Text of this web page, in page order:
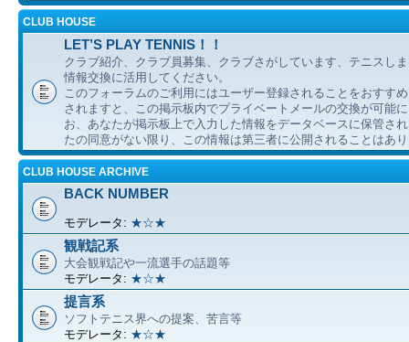
CLUB HOUSE
LET’S PLAY TENNIS！！
クラブ紹介、クラブ員募集、クラブさがしています、テニスし
情報交換に活用してください。
このフォーラムのご利用にはユーザー登録されることをおすす
されますと、この掲示板内でプライベートメールの交換が可能
お、あなたが掲示板上で入力した情報をデータベースに保管さ
たの同意がない限り、この情報は第三者に公開されることはあ
CLUB HOUSE ARCHIVE
BACK NUMBER
モデレータ: ★☆★
観戦記系
大会観戦記や一流選手の話題等
モデレータ: ★☆★
提言系
ソフトテニス界への提案、苦言等
モデレータ: ★☆★